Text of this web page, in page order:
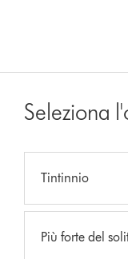
Seleziona
Tintinnio
Più forte del